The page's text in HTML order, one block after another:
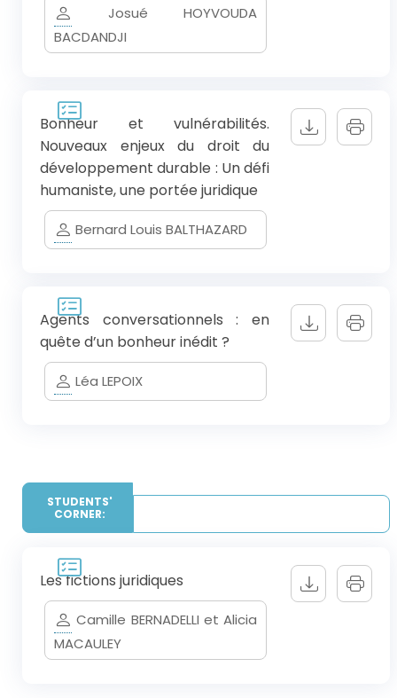
Josué HOYVOUDA
BACDANDJI
Bonheur et vulnérabilités.
Nouveaux enjeux du droit du
développement durable : Un défi
humaniste, une portée juridique
Bernard Louis BALTHAZARD
Agents conversationnels : en
quête d’un bonheur inédit ?
Léa LEPOIX
STUDENTS'
CORNER:
Les fictions juridiques
Camille BERNADELLI et Alicia
MACAULEY